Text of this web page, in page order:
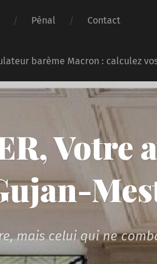
Pénal Contact
barème Macron : calculez
Votre
mais celui qui ne